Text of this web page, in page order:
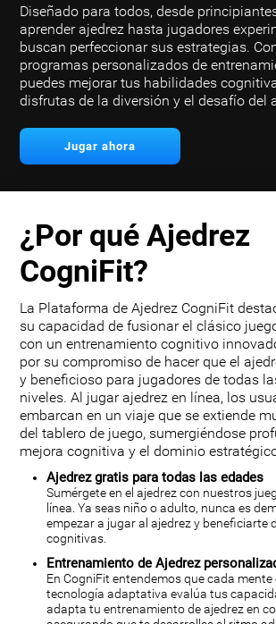
Diseñado para todos, desde
aprender ajedrez hasta jugadores
buscan perfeccionar sus estrategias.
programas personalizados de
puedes mejorar tus habilidades
disfrutas de la diversión y el desafío del
Jugar ahora
¿Por qué Ajedrez
CogniFit?
La Plataforma de Ajedrez CogniFit
su capacidad de fusionar el clásico
con un entrenamiento cognitivo
por su compromiso de hacer que el
y beneficioso para jugadores de todas
niveles. Al jugar ajedrez en línea, los
embarcan en un viaje que se extiende
del tablero de juego, sumergiéndose
mejora cognitiva y el dominio
Ajedrez gratis para todas las edades
Sumérgete en el ajedrez con nuestros
línea. Ya seas niño o adulto, nunca es
empezar a jugar al ajedrez y beneficiarte
cognitivas.
Entrenamiento de Ajedrez
En CogniFit entendemos que cada
tecnología adaptativa evalúa tus
adapta tu entrenamiento de ajedrez en